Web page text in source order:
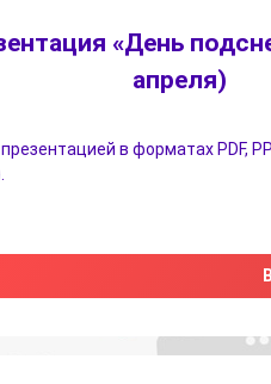
«День
апреля)
в форматах PDF,